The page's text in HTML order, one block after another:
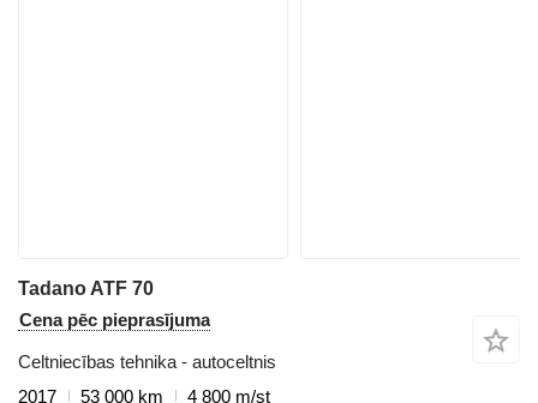
Tadano ATF 70
Cena pēc pieprasījuma
Celtniecības tehnika - autoceltnis
2017
53 000 km 4 800 m/st